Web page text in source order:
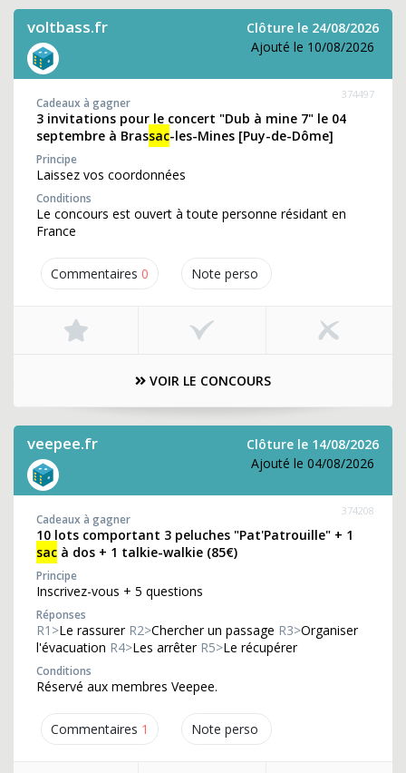
voltbass.fr
Clôture le 24/08/2026
Ajouté le 10/08/2026
Commentaires 0 Note perso
374497
Cadeaux à gagner
3 invitations pour le concert "Dub à mine 7" le 04
septembre à Brassac-les-Mines [Puy-de-Dôme]
Principe
Laissez vos coordonnées
Conditions
Le concours est ouvert à toute personne résidant en
France
VOIR LE CONCOURS
veepee.fr
Clôture le 14/08/2026
Ajouté le 04/08/2026
Commentaires 1 Note perso
374208
Cadeaux à gagner
10 lots comportant 3 peluches "Pat'Patrouille" + 1
sac à dos + 1 talkie-walkie (85€)
Principe
Inscrivez-vous + 5 questions
Réponses
R1>Le rassurer R2>Chercher un passage R3>Organiser
l'évacuation R4>Les arrêter R5>Le récupérer
Conditions
Réservé aux membres Veepee.